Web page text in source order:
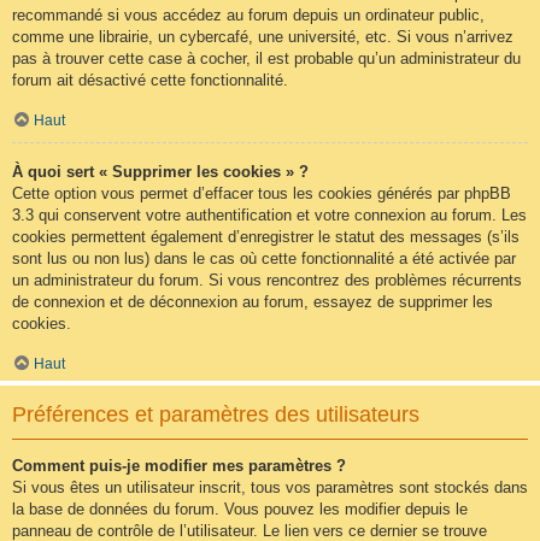
recommandé si vous accédez au forum depuis un ordinateur public,
comme une librairie, un cybercafé, une université, etc. Si vous n’arrivez
pas à trouver cette case à cocher, il est probable qu’un administrateur du
forum ait désactivé cette fonctionnalité.
Haut
À quoi sert « Supprimer les cookies » ?
Cette option vous permet d’effacer tous les cookies générés par phpBB
3.3 qui conservent votre authentification et votre connexion au forum. Les
cookies permettent également d’enregistrer le statut des messages (s’ils
sont lus ou non lus) dans le cas où cette fonctionnalité a été activée par
un administrateur du forum. Si vous rencontrez des problèmes récurrents
de connexion et de déconnexion au forum, essayez de supprimer les
cookies.
Haut
Préférences et paramètres des utilisateurs
Comment puis-je modifier mes paramètres ?
Si vous êtes un utilisateur inscrit, tous vos paramètres sont stockés dans
la base de données du forum. Vous pouvez les modifier depuis le
panneau de contrôle de l’utilisateur. Le lien vers ce dernier se trouve